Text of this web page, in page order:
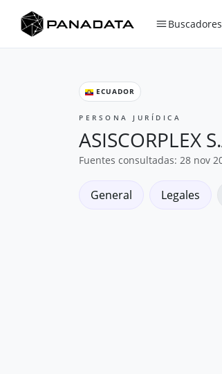
Buscadores
ECUADOR
PERSONA JURÍDICA
ASISCORPLEX
Fuentes consultadas: 28 nov
General Legales